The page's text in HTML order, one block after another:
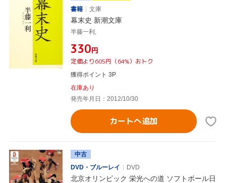
書籍
文庫
幕末史 新潮文庫
半藤一利,
¥330円
定価より605円（64%）おトク
獲得ポイント 3P
在庫あり
発売年月日：2012/10/30
カートへ追加
中古
DVD・ブルーレイ
DVD
北京オリンピック 栄光への道 ソフトボール日